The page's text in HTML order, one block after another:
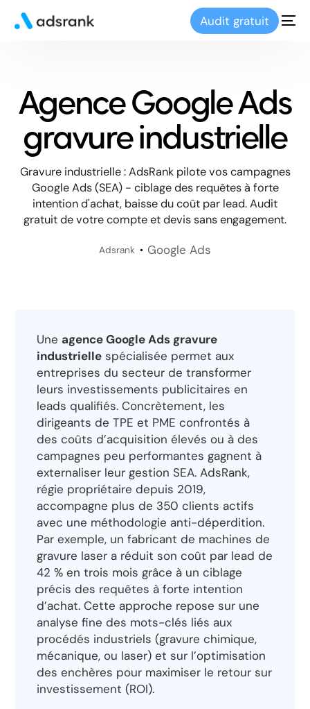
Audit gratuit
Agence Google Ads
gravure industrielle
Gravure industrielle : AdsRank pilote vos campagnes
Google Ads (SEA) - ciblage des requêtes à forte
intention d'achat, baisse du coût par lead. Audit
gratuit de votre compte et devis sans engagement.
Adsrank Google Ads
Une agence Google Ads gravure
industrielle spécialisée permet aux
entreprises du secteur de transformer
leurs investissements publicitaires en
leads qualifiés. Concrètement, les
dirigeants de TPE et PME confrontés à
des coûts d’acquisition élevés ou à des
campagnes peu performantes gagnent à
externaliser leur gestion SEA. AdsRank,
régie propriétaire depuis 2019,
accompagne plus de 350 clients actifs
avec une méthodologie anti-déperdition.
Par exemple, un fabricant de machines de
gravure laser a réduit son coût par lead de
42 % en trois mois grâce à un ciblage
précis des requêtes à forte intention
d’achat. Cette approche repose sur une
analyse fine des mots-clés liés aux
procédés industriels (gravure chimique,
mécanique, ou laser) et sur l’optimisation
des enchères pour maximiser le retour sur
investissement (ROI).